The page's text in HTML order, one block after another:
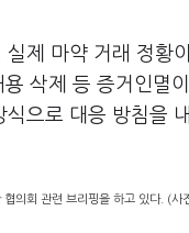
제 마약 거래 정황
삭제 등 증거인멸
으로 대응 방침을
의회 관련 브리핑을 하고 있다. (사